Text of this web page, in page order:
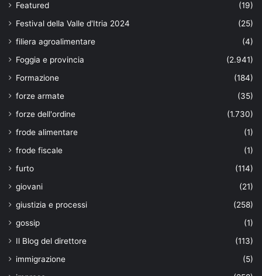
Featured
(19)
Festival della Valle d'Itria 2024
(25)
filiera agroalimentare
(4)
Foggia e provincia
(2.941)
Formazione
(184)
forze armate
(35)
forze dell'ordine
(1.730)
frode alimentare
(1)
frode fiscale
(1)
furto
(114)
giovani
(21)
giustizia e processi
(258)
gossip
(1)
Il Blog del direttore
(113)
immigrazione
(5)